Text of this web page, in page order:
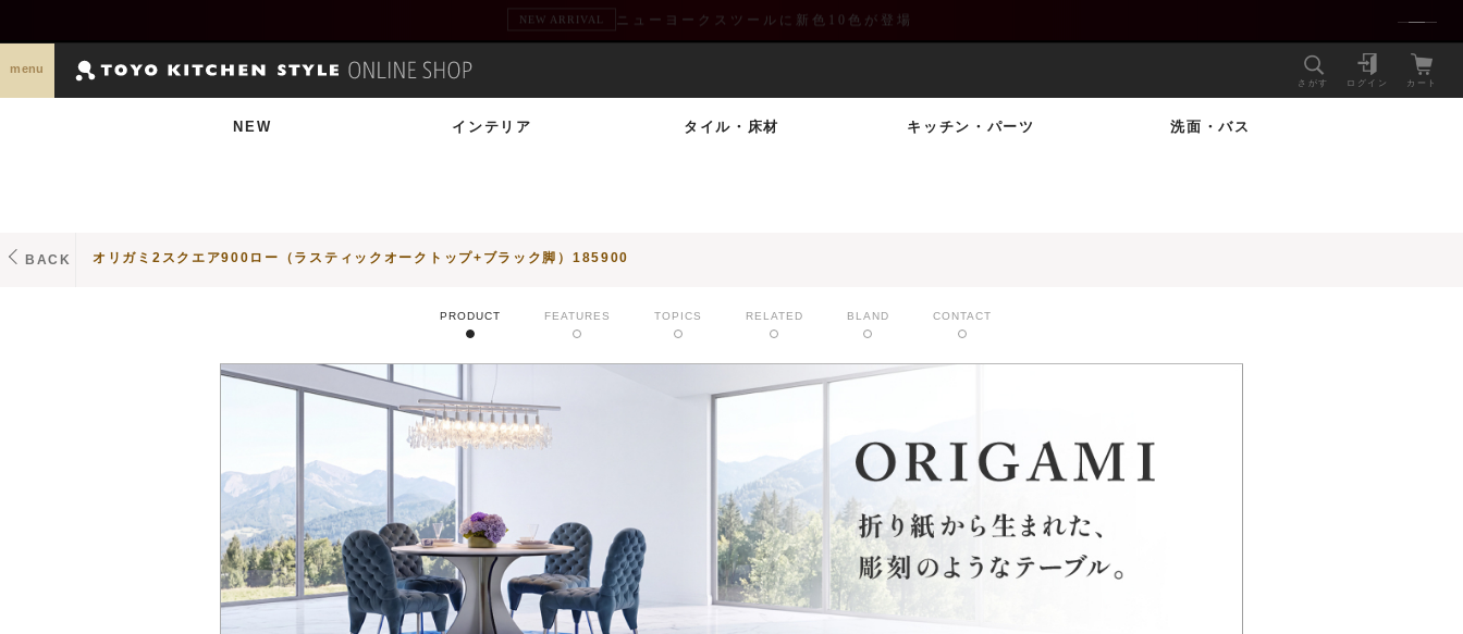
重要 熊本地震による配送遅延のお知らせ
menu
さがす ログイン カート
NEW インテリア タイル・床材 キッチン・パーツ 洗面・バス
BACK オリガミ2スクエア900ロー（ラスティックオークトップ+ブラック脚）185900
PRODUCT FEATURES TOPICS RELATED BLAND CONTACT